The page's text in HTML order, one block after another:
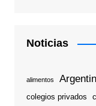
Noticias
alimentos
colegios privados